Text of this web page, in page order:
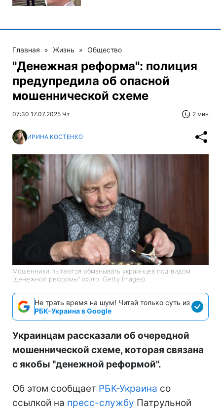
Главная » Жизнь » Общество
"Денежная реформа": полиция
предупредила об опасной
мошеннической схеме
07:30 17.07.2025 Чт 2 мин
ИРИНА КОСТЕНКО
Мошенники пытаются обманывать украинцев под видом
"денежной реформы" (фото: Getty Images)
Не трать время на шум! Читай только суть из
РБК-Украина в Google
Украинцам рассказали об очередной
мошеннической схеме, которая связана
с якобы "денежной реформой".
Об этом сообщает РБК-Украина со
ссылкой на пресс-службу Патрульной